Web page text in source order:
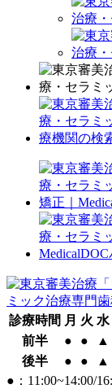
診療時間 月 火 水
前半
● ● ▲
後半
● ● ▲
●：11:00~14:00/